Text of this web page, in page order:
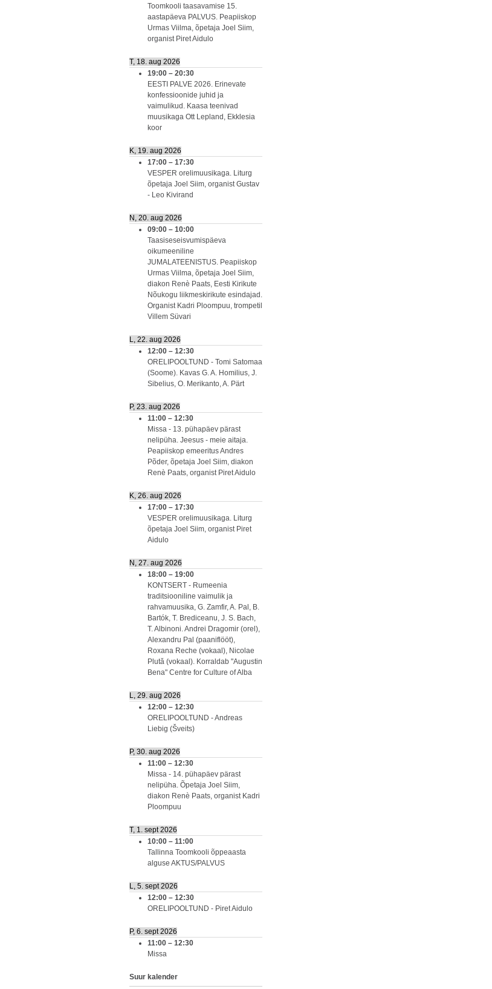
Toomkooli taasavamise 15.
aastapäeva PALVUS. Peapiiskop
Urmas Viilma, õpetaja Joel Siim,
organist Piret Aidulo
T, 18. aug 2026
19:00 – 20:30
EESTI PALVE 2026. Erinevate
konfessioonide juhid ja
vaimulikud. Kaasa teenivad
muusikaga Ott Lepland, Ekklesia
koor
K, 19. aug 2026
17:00 – 17:30
VESPER orelimuusikaga. Liturg
õpetaja Joel Siim, organist Gustav
- Leo Kivirand
N, 20. aug 2026
09:00 – 10:00
Taasiseseisvumispäeva
oikumeeniline
JUMALATEENISTUS. Peapiiskop
Urmas Viilma, õpetaja Joel Siim,
diakon Renè Paats, Eesti Kirikute
Nõukogu liikmeskirikute esindajad.
Organist Kadri Ploompuu, trompetil
Villem Süvari
L, 22. aug 2026
12:00 – 12:30
ORELIPOOLTUND - Tomi Satomaa
(Soome). Kavas G. A. Homilius, J.
Sibelius, O. Merikanto, A. Pärt
P, 23. aug 2026
11:00 – 12:30
Missa - 13. pühapäev pärast
nelipüha. Jeesus - meie aitaja.
Peapiiskop emeeritus Andres
Põder, õpetaja Joel Siim, diakon
Renè Paats, organist Piret Aidulo
K, 26. aug 2026
17:00 – 17:30
VESPER orelimuusikaga. Liturg
õpetaja Joel Siim, organist Piret
Aidulo
N, 27. aug 2026
18:00 – 19:00
KONTSERT - Rumeenia
traditsiooniline vaimulik ja
rahvamuusika, G. Zamfir, A. Pal, B.
Bartók, T. Brediceanu, J. S. Bach,
T. Albinoni. Andrei Dragomir (orel),
Alexandru Pal (paaniflööt),
Roxana Reche (vokaal), Nicolae
Plută (vokaal). Korraldab "Augustin
Bena" Centre for Culture of Alba
L, 29. aug 2026
12:00 – 12:30
ORELIPOOLTUND - Andreas
Liebig (Šveits)
P, 30. aug 2026
11:00 – 12:30
Missa - 14. pühapäev pärast
nelipüha. Õpetaja Joel Siim,
diakon Renè Paats, organist Kadri
Ploompuu
T, 1. sept 2026
10:00 – 11:00
Tallinna Toomkooli õppeaasta
alguse AKTUS/PALVUS
L, 5. sept 2026
12:00 – 12:30
ORELIPOOLTUND - Piret Aidulo
P, 6. sept 2026
11:00 – 12:30
Missa
Suur kalender